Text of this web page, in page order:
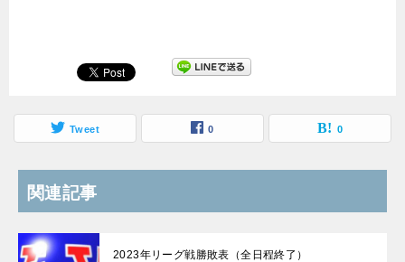
Tweet 0 0
関連記事
2023年リーグ戦勝敗表（全日程終了）